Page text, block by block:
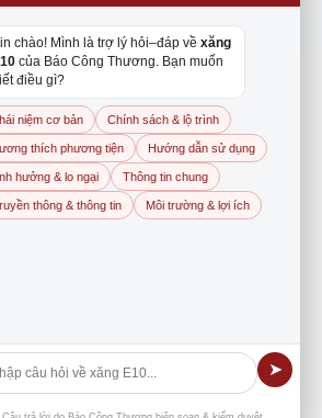
dẫn nguồn.
chào! Mình là trợ lý hỏi–đáp về xăng
của Báo Công Thương. Bạn muốn
điều gì?
niệm cơ bản Chính sách & lộ trình
thích phương tiện Hướng dẫn sử dụng
hưởng & lo ngại Thông tin chung
thông & thông tin Môi trường & lợi ích
➤